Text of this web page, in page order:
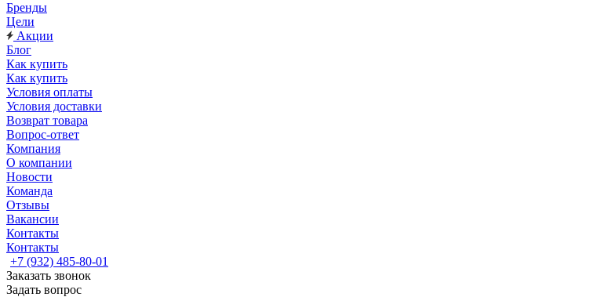
Бренды
Цели
Акции
Блог
Как купить
Как купить
Условия оплаты
Условия доставки
Возврат товара
Вопрос-ответ
Компания
О компании
Новости
Команда
Отзывы
Вакансии
Контакты
Контакты
+7 (932) 485-80-01
Заказать звонок
Задать вопрос